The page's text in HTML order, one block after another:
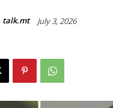
talk.mt July 3, 2026